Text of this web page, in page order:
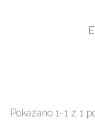
Pokazano 1-1 z 1